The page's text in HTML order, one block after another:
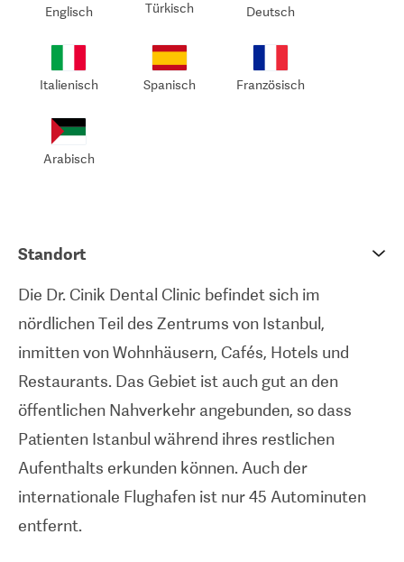
dieser modernen Einrichtung, in der die neuesten
Geräte wie digitale Abformung und
Laserzahnheilkunde eingesetzt werden, eine
exzellente Versorgung mit präzisen, individuellen
Patientenbesuche bereitstellen, um
sicherzustellen, dass alle ihre Wünsche erfüllt
werden.
Englisch Türkisch Deutsch
Italienisch Spanisch Französisch
Arabisch
Standort
Die Dr. Cinik Dental Clinic befindet sich im
nördlichen Teil des Zentrums von Istanbul,
inmitten von Wohnhäusern, Cafés, Hotels und
Restaurants. Das Gebiet ist auch gut an den
öffentlichen Nahverkehr angebunden, so dass
Patienten Istanbul während ihres restlichen
Aufenthalts erkunden können. Auch der
internationale Flughafen ist nur 45 Autominuten
entfernt.